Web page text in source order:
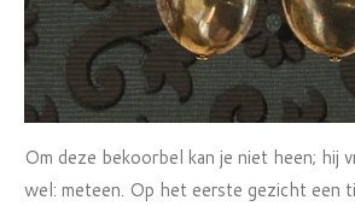
Om deze bekoorbel kan je niet heen; hij
wel: meteen. Op het eerste gezicht een